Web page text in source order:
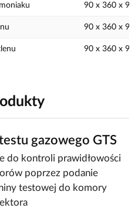
90 x 360 x 90
90 x 360 x 90
90 x 360 x 90
gazowego GTS
do kontroli prawidłowości
poprzez podanie
testowej do komory